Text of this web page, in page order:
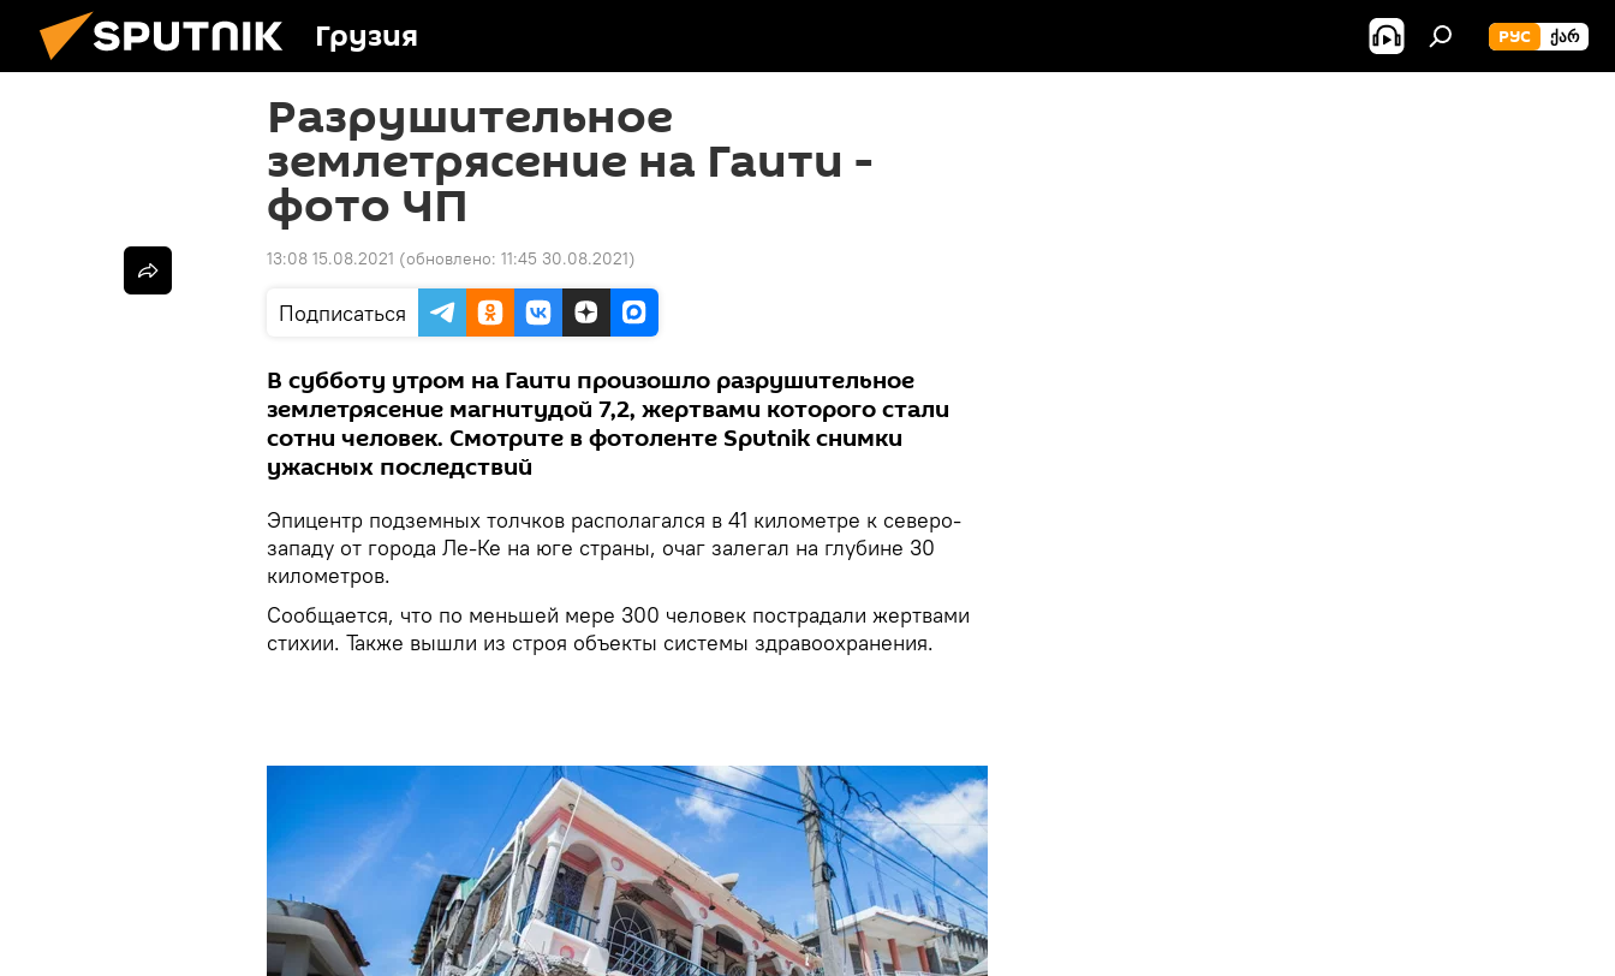
Грузия РУС ᲥᲐᲠ
Разрушительное
землетрясение на Гаити -
фото ЧП
13:08 15.08.2021 (обновлено: 11:45 30.08.2021)
Подписаться
В субботу утром на Гаити произошло разрушительное
землетрясение магнитудой 7,2, жертвами которого стали
сотни человек. Смотрите в фотоленте Sputnik снимки
ужасных последствий
Эпицентр подземных толчков располагался в 41 километре к северо-
западу от города Ле-Ке на юге страны, очаг залегал на глубине 30
километров.
Сообщается, что по меньшей мере 300 человек пострадали жертвами
стихии. Также вышли из строя объекты системы здравоохранения.